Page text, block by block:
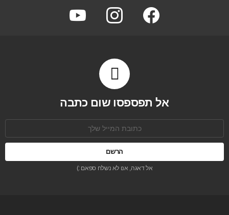
facebook
instagram
אל תפספסו שום כתבה
אל דאגה, אנו לא נשלח ספאם :)